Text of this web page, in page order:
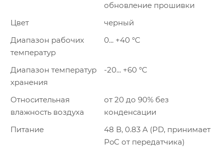
обновление прошивки
Цвет
черный
Диапазон рабочих
температур
0... +40 °C
Диапазон температур
хранения
-20... +60 °C
Относительная
влажность воздуха
от 20 до 90% без
конденсации
Питание
48 В, 0.83 А (PD, принимает
PoC от передатчика)